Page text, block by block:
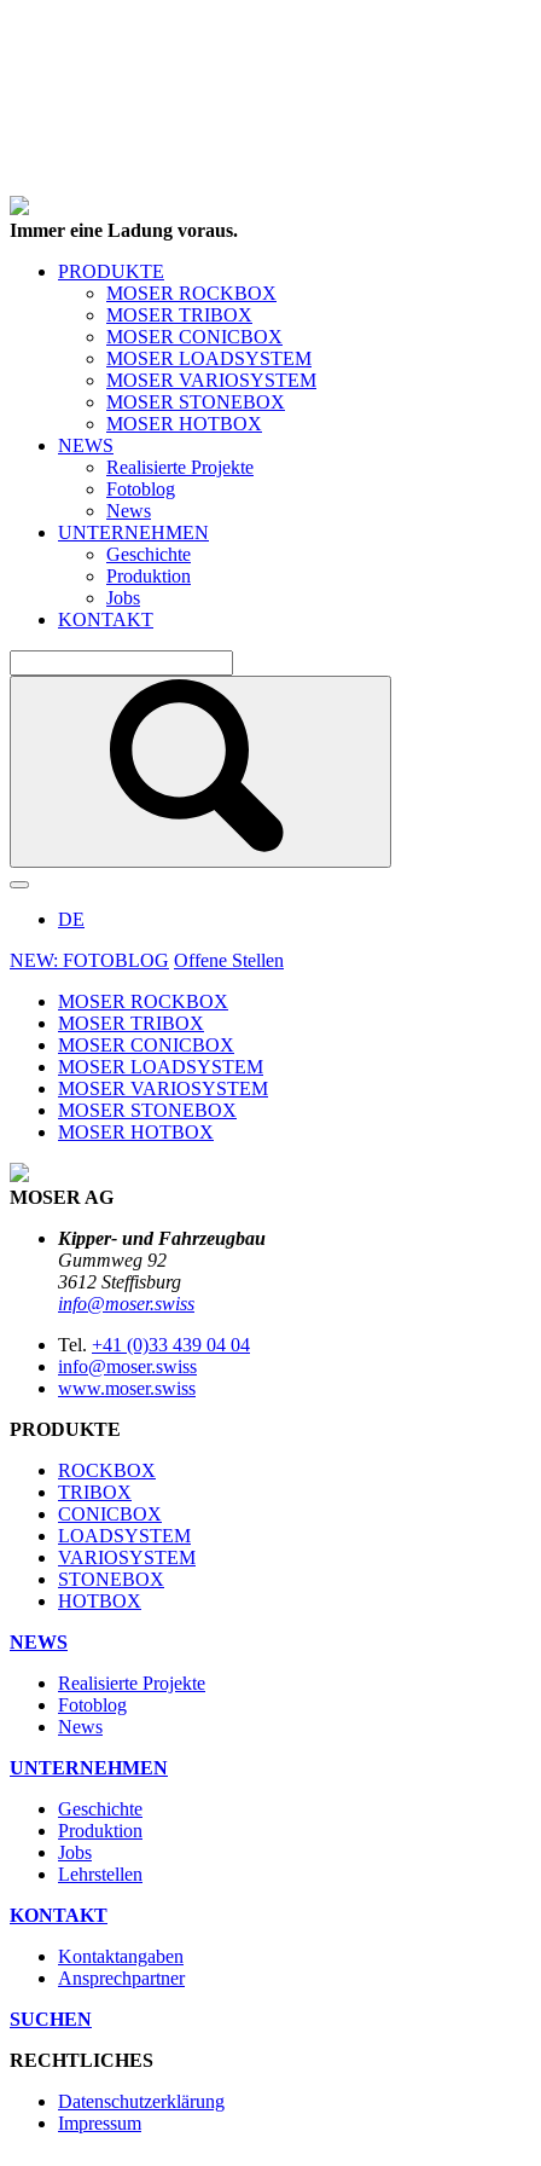
Immer eine Ladung voraus.
PRODUKTE
MOSER ROCKBOX
MOSER TRIBOX
MOSER CONICBOX
MOSER LOADSYSTEM
MOSER VARIOSYSTEM
MOSER STONEBOX
MOSER HOTBOX
NEWS
Realisierte Projekte
Fotoblog
News
UNTERNEHMEN
Geschichte
Produktion
Jobs
KONTAKT
DE
NEW: FOTOBLOG Offene Stellen
MOSER ROCKBOX
MOSER TRIBOX
MOSER CONICBOX
MOSER LOADSYSTEM
MOSER VARIOSYSTEM
MOSER STONEBOX
MOSER HOTBOX
MOSER AG
Kipper- und Fahrzeugbau
Gummweg 92
3612 Steffisburg
info@moser.swiss
Tel. +41 (0)33 439 04 04
info@moser.swiss
www.moser.swiss
PRODUKTE
ROCKBOX
TRIBOX
CONICBOX
LOADSYSTEM
VARIOSYSTEM
STONEBOX
HOTBOX
NEWS
Realisierte Projekte
Fotoblog
News
UNTERNEHMEN
Geschichte
Produktion
Jobs
Lehrstellen
KONTAKT
Kontaktangaben
Ansprechpartner
SUCHEN
RECHTLICHES
Datenschutzerklärung
Impressum